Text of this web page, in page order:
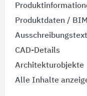
Produktdaten / BIM
CAD-Details
Architekturobjekte
Alle Inhalte